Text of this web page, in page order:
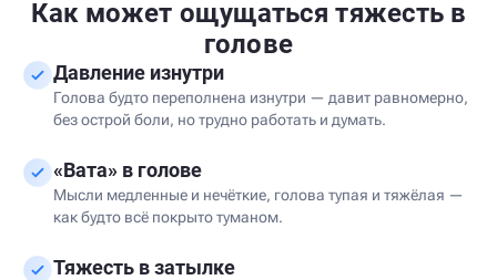
Как может ощущаться тяжесть в
голове
Давление изнутри
Голова будто переполнена изнутри — давит равномерно,
без острой боли, но трудно работать и думать.
«Вата» в голове
Мысли медленные и нечёткие, голова тупая и тяжёлая —
как будто всё покрыто туманом.
Тяжесть в затылке